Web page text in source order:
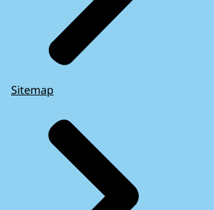
Sitemap